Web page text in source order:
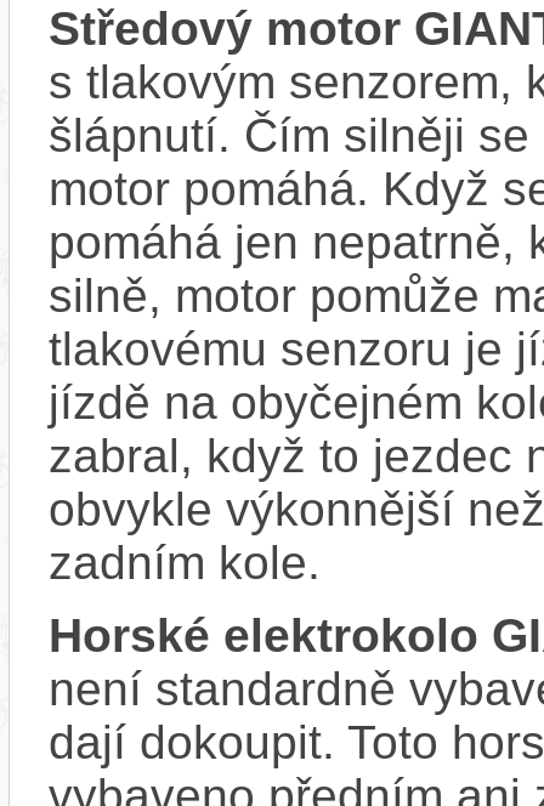
Středový motor
s tlakovým senzorem,
šlápnutí. Čím silněji
motor pomáhá. Když
pomáhá jen nepatrně,
silně, motor pomůže
tlakovému senzoru je
jízdě na obyčejném
zabral, když to jezdec
obvykle výkonnější
zadním kole.
Horské elektrokolo
není standardně
dají dokoupit. Toto
vybaveno předním ani